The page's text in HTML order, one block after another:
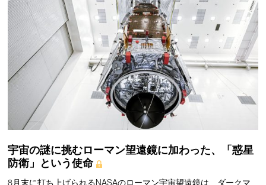
宇宙の謎に挑むローマン望遠鏡に加わった、「惑星
防衛」という使命
8月末に打ち上げられるNASAのローマン宇宙望遠鏡は、ダークマ